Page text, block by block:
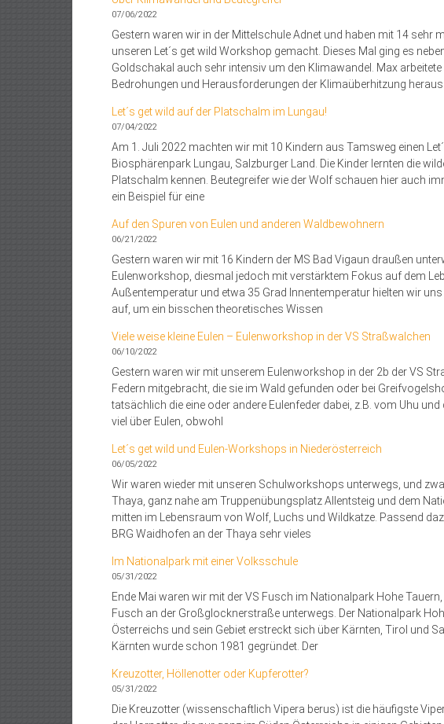
07/06/2022
Gestern waren wir in der Mittelschule Adnet und haben mit 14 sehr
unseren Let´s get wild Workshop gemacht. Dieses Mal ging es
Goldschakal auch sehr intensiv um den Klimawandel. Max
Bedrohungen und Herausforderungen der Klimaüberhitzung heraus
Let´s get wild auf der Platschalm im Lungau!
07/04/2022
Am 1. Juli 2022 machten wir mit 10 Kindern aus Tamsweg einen
Biosphärenpark Lungau, Salzburger Land. Die Kinder lernten die
Platschalm kennen. Beutegreifer wie der Wolf schauen hier auch
ein Beispiel für eine
Auf den Spuren von Eulen und anderen Waldbewohnern
06/21/2022
Gestern waren wir mit 16 Kindern der MS Bad Vigaun draußen
Eulenworkshop, diesmal jedoch mit verstärktem Fokus auf dem
Außentemperatur und etwa 35 Grad Innentemperatur hielten wir
auf, um ein bisschen theoretisches Wissen
Viele weise kleine Eulen – Eulenworkshop in der VS Straßwalchen
06/10/2022
Gestern waren wir mit unserem Eulenworkshop in der 2b der VS
Federn mitgebracht, die sie im Wald gefunden oder bei
tatsächlich die eine oder andere Eulenfeder dabei, z.B. vom Uhu
viel über Eulen, obwohl
Let´s get wild und Eulen-Workshops in Niederösterreich
06/05/2022
Wir waren wieder mit unseren Schulworkshops unterwegs, und
Thaya, ganz nahe am Truppenübungsplatz Allentsteig und dem
mitten im Lebensraum von Wolf, Luchs und Wildkatze. Passend
BRG Waidhofen an der Thaya sehr vieles
Im Nationalpark mit einer Volksschule
05/31/2022
Ende Mai waren wir mit der VS Fusch im Nationalpark Hohe
Fusch an der Großglocknerstraße unterwegs. Der Nationalpark
Österreichs und sein Gebiet erstreckt sich über Kärnten, Tirol und
Kärnten wurde schon 1981 gegründet. Der
Kreuzotter, Höllenotter oder Kupferotter?
05/31/2022
Die Kreuzotter (wissenschaftlich Vipera berus) ist die häufigste